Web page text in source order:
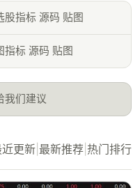
股指标 源码 贴图
指标 源码 贴图
我们建议
更新 最新推荐 热门排行